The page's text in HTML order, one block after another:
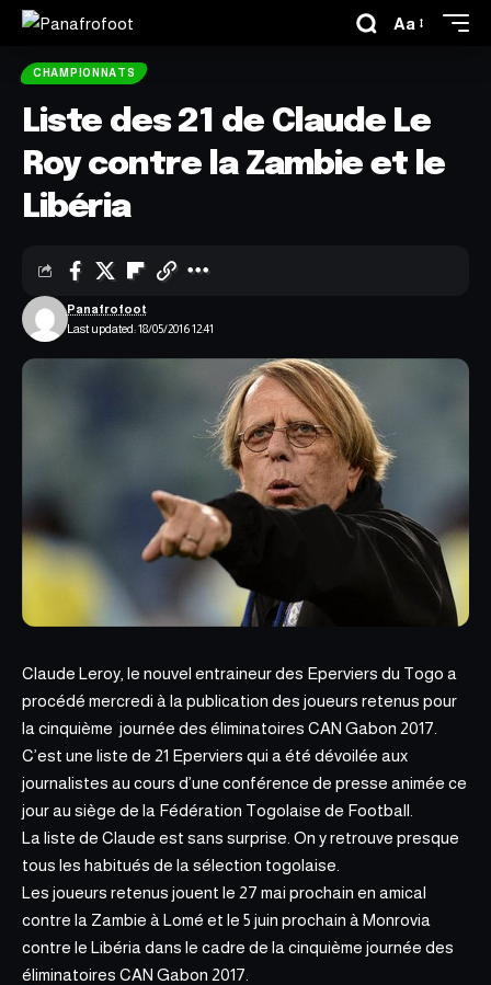
Aa
CHAMPIONNATS
Liste des 21 de Claude Le
Roy contre la Zambie et le
Libéria
Last updated: 18/05/2016 12:41
Panafrofoot
Claude Leroy, le nouvel entraineur des Eperviers du Togo a
procédé mercredi à la publication des joueurs retenus pour
la cinquième journée des éliminatoires CAN Gabon 2017.
C’est une liste de 21 Eperviers qui a été dévoilée aux
journalistes au cours d’une conférence de presse animée ce
jour au siège de la Fédération Togolaise de Football.
La liste de Claude est sans surprise. On y retrouve presque
tous les habitués de la sélection togolaise.
Les joueurs retenus jouent le 27 mai prochain en amical
contre la Zambie à Lomé et le 5 juin prochain à Monrovia
contre le Libéria dans le cadre de la cinquième journée des
éliminatoires CAN Gabon 2017.